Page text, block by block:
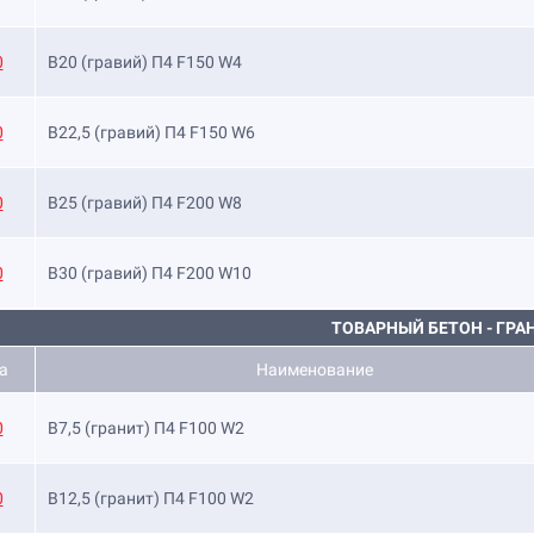
B20 (гравий) П4 F150 W4
B22,5 (гравий) П4 F150 W6
B25 (гравий) П4 F200 W8
B30 (гравий) П4 F200 W10
ТОВАРНЫЙ БЕТОН -
Наименование
B7,5 (гранит) П4 F100 W2
B12,5 (гранит) П4 F100 W2